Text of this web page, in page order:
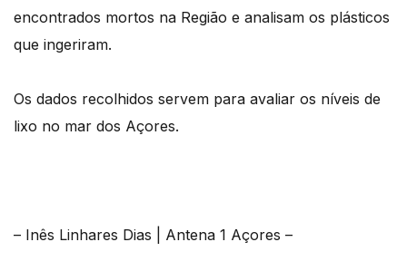
encontrados mortos na Região e analisam os plásticos
que ingeriram.
Os dados recolhidos servem para avaliar os níveis de
lixo no mar dos Açores.
– Inês Linhares Dias | Antena 1 Açores –